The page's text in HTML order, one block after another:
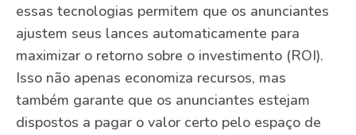
essas tecnologias permitem que os anunciantes
ajustem seus lances automaticamente para
maximizar o retorno sobre o investimento (ROI).
Isso não apenas economiza recursos, mas
também garante que os anunciantes estejam
dispostos a pagar o valor certo pelo espaço de